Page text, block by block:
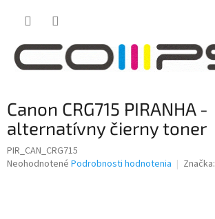
Canon CRG715 PIRANHA -
alternatívny čierny toner
PIR_CAN_CRG715
Priemerné
Neohodnotené Podrobnosti hodnotenia Značka: